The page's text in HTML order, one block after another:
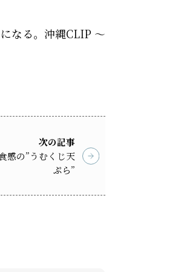
なる。沖縄CLIP ～
次の記事
感の”うむくじ天
ぷら”